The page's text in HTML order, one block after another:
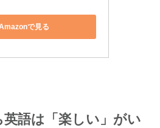
で見る
語は「楽しい」がい